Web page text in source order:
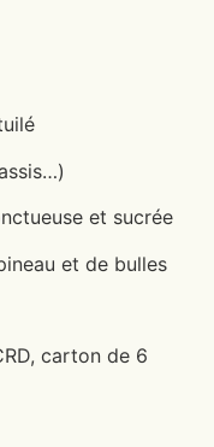
et sucrée
et de bulles
carton de 6